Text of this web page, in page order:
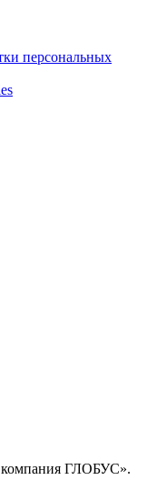
персональных
компания ГЛОБУС».